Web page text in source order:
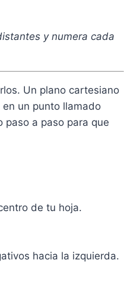
y numera cada
Un plano cartesiano
un punto llamado
paso a paso para que
de tu hoja.
hacia la izquierda.